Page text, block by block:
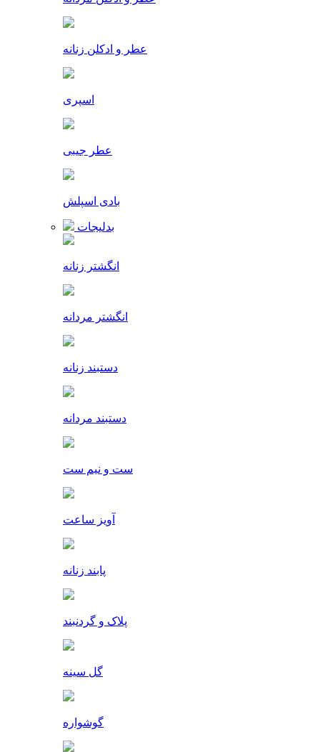
عطر و ادکلن زنانه
اسپری
عطر جیبی
بادی اسپلش
بدلیجات
انگشتر زنانه
انگشتر مردانه
دستبند زنانه
دستبند مردانه
ست و نیم ست
آویز ساعت
پابند زنانه
پلاک و گردنبند
گل سینه
گوشواره